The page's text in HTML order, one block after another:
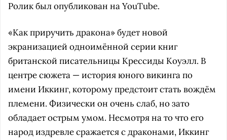
Ролик был опубликован на YouTube.
«Как приручить дракона» будет новой
экранизацией одноимённой серии книг
британской писательницы Крессиды Коуэлл. В
центре сюжета — история юного викинга по
имени Иккинг, которому предстоит стать вождём
племени. Физически он очень слаб, но зато
обладает острым умом. Несмотря на то что его
народ издревле сражается с драконами, Иккинг